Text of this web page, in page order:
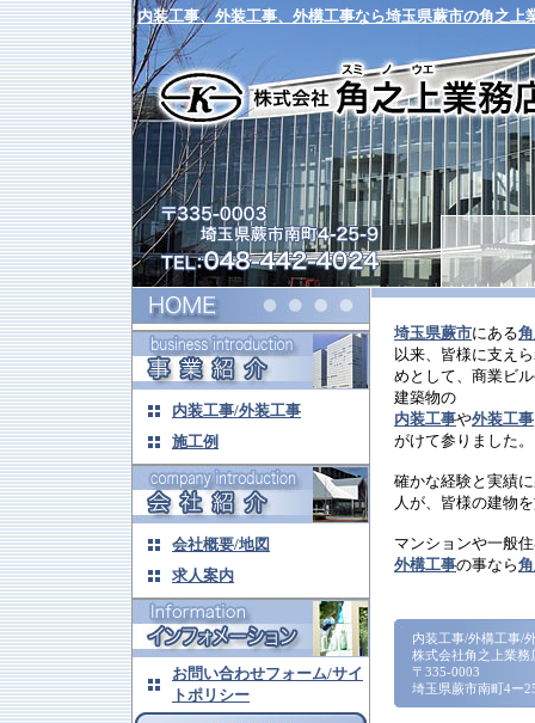
内装工事、外装工事、外構工事なら埼玉県蕨市の角之上
内装工事/外装工事
施工例
会社概要/地図
求人案内
お問い合わせフォーム/サイ
トポリシー
埼玉県蕨市にある
以来、皆様に支え
めとして、商業ビ
建築物の
内装工事や外装工事
がけて参りました。
確かな経験と実績
人が、皆様の建物
マンションや一般
外構工事の事なら
内装工事/外構工事/
株式会社角之上業務
〒335-0003
埼玉県蕨市南町4ー